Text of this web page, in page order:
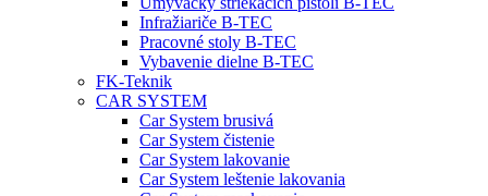
Infražiariče B-TEC
Pracovné stoly B-TEC
Vybavenie dielne B-TEC
FK-Teknik
CAR SYSTEM
Car System brusivá
Car System čistenie
Car System lakovanie
Car System leštenie lakovania